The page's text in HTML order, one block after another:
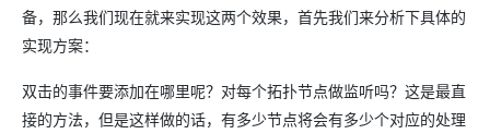
备，那么我们现在就来实现这两个效果，首先我们来分析下具体的
实现方案：
双击的事件要添加在哪里呢？对每个拓扑节点做监听吗？这是最直
接的方法，但是这样做的话，有多少节点将会有多少个对应的处理